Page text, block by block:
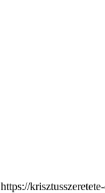
https://